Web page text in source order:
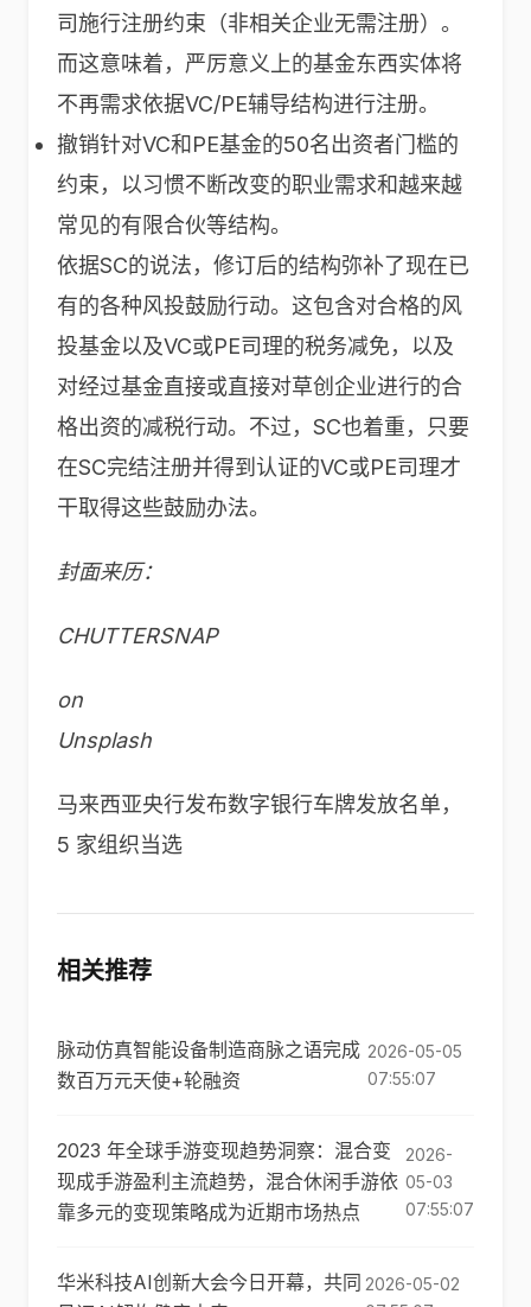
司施行注册约束（非相关企业无需注册）。
而这意味着，严厉意义上的基金东西实体将
不再需求依据VC/PE辅导结构进行注册。
撤销针对VC和PE基金的50名出资者门槛的
约束，以习惯不断改变的职业需求和越来越
常见的有限合伙等结构。
依据SC的说法，修订后的结构弥补了现在已
有的各种风投鼓励行动。这包含对合格的风
投基金以及VC或PE司理的税务减免，以及
对经过基金直接或直接对草创企业进行的合
格出资的减税行动。不过，SC也着重，只要
在SC完结注册并得到认证的VC或PE司理才
干取得这些鼓励办法。
封面来历：
CHUTTERSNAP
on
Unsplash
马来西亚央行发布数字银行车牌发放名单，
5 家组织当选
相关推荐
脉动仿真智能设备制造商脉之语完成
数百万元天使+轮融资
2026-05-05
07:55:07
2023 年全球手游变现趋势洞察：混合变
现成手游盈利主流趋势，混合休闲手游依
靠多元的变现策略成为近期市场热点
2026-
05-03
07:55:07
华米科技AI创新大会今日开幕，共同 2026-05-02